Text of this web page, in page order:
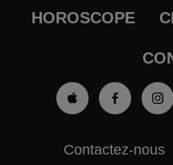
HOROSCOPE
Contactez-nous